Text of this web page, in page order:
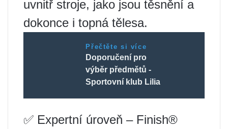
uvnitř stroje, jako jsou těsnění a
dokonce i topná tělesa.
Přečtěte si více
Doporučení pro
výběr předmětů -
Sportovní klub Lilia
✅ Expertní úroveň – Finish®